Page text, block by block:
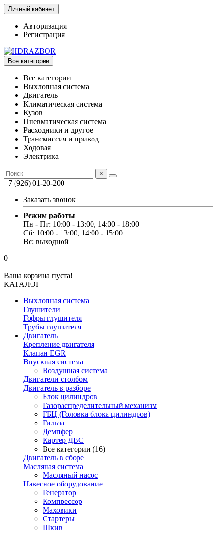
Личный кабинет
Авторизация
Регистрация
Все категории
Все категории
Выхлопная система
Двигатель
Климатическая система
Кузов
Пневматическая система
Расходники и другое
Трансмиссия и привод
Ходовая
Электрика
×
+7 (926) 01-20-200
Заказать звонок
Режим работы
Пн - Пт: 10:00 - 13:00, 14:00 - 18:00
Сб: 10:00 - 13:00, 14:00 - 15:00
Вс: выходной
0
Ваша корзина пуста!
КАТАЛОГ
Выхлопная система
Глушители
Гофры глушителя
Трубы глушителя
Двигатель
Крепление двигателя
Клапан EGR
Впускная система
Воздушная система
Двигатели столбом
Двигатель в разборе
Блок цилиндров
Газораспределительный механизм
ГБЦ (Головка блока цилиндров)
Гильза
Демпфер
Картер ДВС
Все категории (16)
Двигатель в сборе
Масляная система
Масляный насос
Навесное оборудование
Генератор
Компрессор
Маховики
Стартеры
Шкив